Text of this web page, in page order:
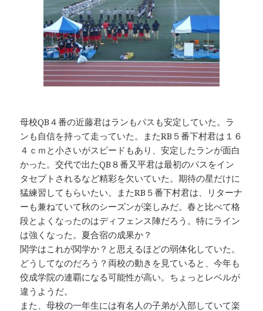
母校QB４番の近藤君はランもパスも安定していた。ラ
ンも自信を持って走っていた。またRB５番下村君は１６
４ｃｍと小さいがスピードもあり、安定したランが面白
かった。交代で出たQB８番又平君は最初のパスをイン
タセプトされるなど精彩を欠いていた。期待の星だけに
猛練習してもらいたい。またRB５番下村君は、リターナ
ーも兼ねていて秋のシーズンが楽しみだ。春と比べて格
段とよくなったのはディフェンス陣だろう。特にライン
は強くなった。夏合宿の成果か？
関学はこれが関学か？と思えるほどの弱体化していた。
どうしてなのだろう？両校の動きを見ていると、今年も
佼成学院の連覇になる可能性が高い。ちょっとレベルが
違うようだ。
また、母校の一年生には有名人の子弟が入部していて楽